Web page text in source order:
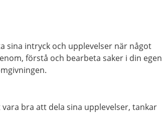
sina intryck och upplevelser när något
förstå och bearbeta saker i din egen
bra att dela sina upplevelser, tankar